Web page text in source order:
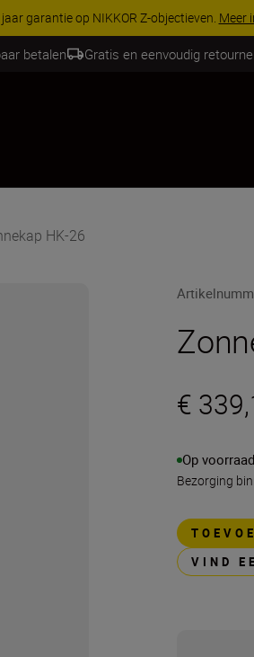
garantie op NIKKOR Z-objectieven. Meer
betalen Gratis en eenvoudig
HK-26
€
Op voorraad
Bezorging
VIND